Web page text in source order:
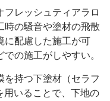
フレッシュティアラロ
時の騒音や塗材の飛散
に配慮した施工が可
の施工がしやすい。
を持つ下塗材（セラフ
用いることで、下地の